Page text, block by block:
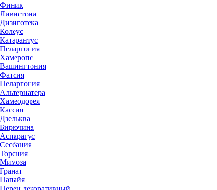
Финик
Ливистона
Дизиготека
Колеус
Катарантус
Пеларгония
Хамеропс
Вашингтония
Фатсия
Пеларгония
Альтернатера
Хамеодорея
Кассия
Дзельква
Бирючина
Аспарагус
Сесбания
Торения
Мимоза
Гранат
Папайя
Перец декоративный